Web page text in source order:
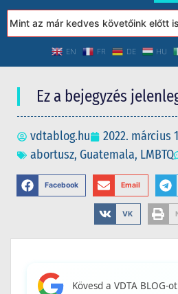
az már kedves követőink előtt
EN FR DE HU
Ez a bejegyzés
vdtablog.hu
2022. március
abortusz, Guatemala, LMBTQ
Facebook Email
VK
Kövesd a VDTA BLOG-